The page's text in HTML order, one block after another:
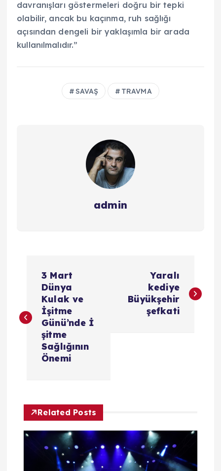
davranışları göstermeleri doğru bir tepki
olabilir, ancak bu kaçınma, ruh sağlığı
açısından dengeli bir yaklaşımla bir arada
kullanılmalıdır.”
SAVAŞ TRAVMA
admin
z
z
3 Mart
Dünya
Kulak ve
İşitme
Günü’nde İ
şitme
Sağlığının
Önemi
Yaralı
kediye
Büyükşehir
şefkati
Related Posts